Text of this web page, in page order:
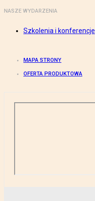
NASZE WYDARZENIA
Szkolenia i konferencje
MAPA STRONY
OFERTA PRODUKTOWA